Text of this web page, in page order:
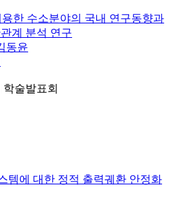
한 수소분야의 국내 연구동향과
계 분석 연구
동윤
술발표회
템에 대한 정적 출력궤환 안정화